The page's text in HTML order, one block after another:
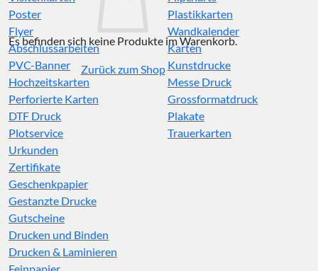
Es befinden sich keine Produkte im Warenkorb.
Zurück zum Shop
Poster
Flyer
Abschlussarbeiten
PVC-Banner
Hochzeitskarten
Perforierte Karten
DTF Druck
Plotservice
Plastikkarten
Wandkalender
Karten
Kunstdrucke
Messe Druck
Grossformatdruck
Plakate
Trauerkarten
Urkunden
Zertifikate
Geschenkpapier
Gestanzte Drucke
Gutscheine
Drucken und Binden
Drucken & Laminieren